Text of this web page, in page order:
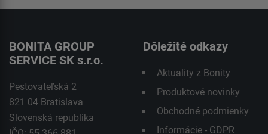
BONITA GROUP
SERVICE SK s.r.o.
Pestovateľská 2
821 04 Bratislava
Slovenská republika
Dôležité odkazy
Aktuality z Bonity
Produktové novinky
Obchodné podmienky
Informácie - GDPR